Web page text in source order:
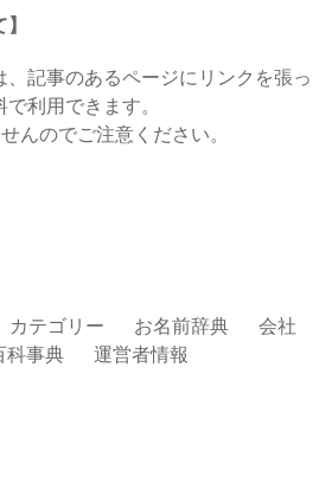
、記事のあるページにリンクを張っ
利用できます。
んのでご注意ください。
カテゴリー お名前辞典
会社
科事典 運営者情報